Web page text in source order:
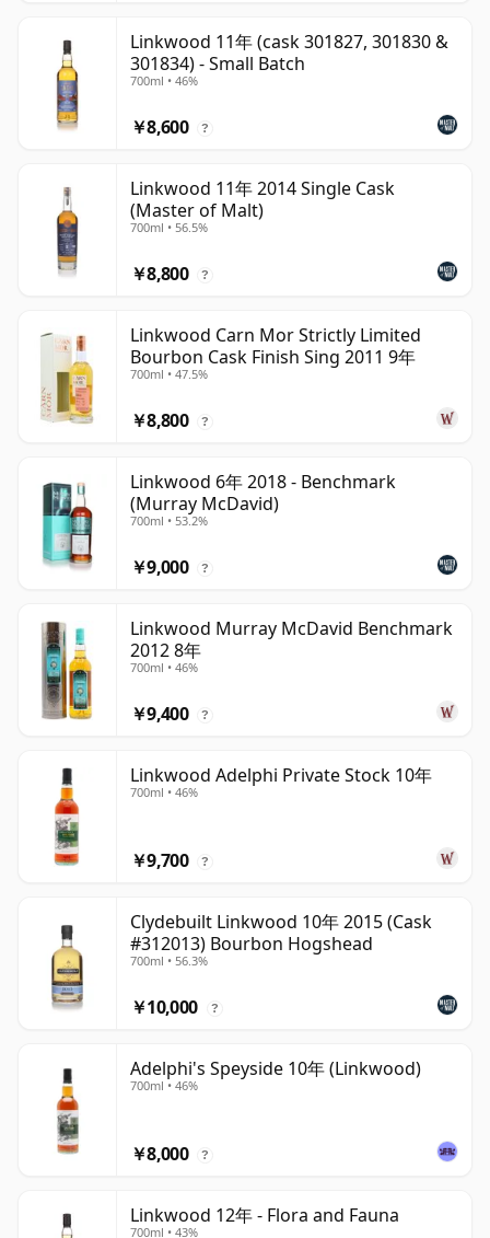
Linkwood 11年 (cask 301827, 301830 &
301834) - Small Batch
700ml • 46%
￥8,600 ?
Linkwood 11年 2014 Single Cask
(Master of Malt)
700ml • 56.5%
￥8,800 ?
Linkwood Carn Mor Strictly Limited
Bourbon Cask Finish Sing 2011 9年
700ml • 47.5%
￥8,800 ?
Linkwood 6年 2018 - Benchmark
(Murray McDavid)
700ml • 53.2%
￥9,000 ?
Linkwood Murray McDavid Benchmark
2012 8年
700ml • 46%
￥9,400 ?
Linkwood Adelphi Private Stock 10年
700ml • 46%
￥9,700 ?
Clydebuilt Linkwood 10年 2015 (Cask
#312013) Bourbon Hogshead
700ml • 56.3%
￥10,000 ?
Adelphi's Speyside 10年 (Linkwood)
700ml • 46%
￥8,000 ?
Linkwood 12年 - Flora and Fauna
700ml • 43%